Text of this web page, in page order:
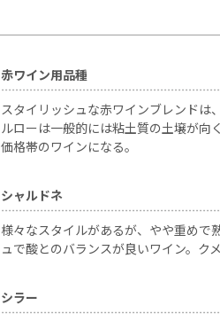
赤ワイン用品種
スタイリッシュな赤ワインブレンドは
ルローは一般的には粘土質の土壌が向
価格帯のワインになる。
シャルドネ
様々なスタイルがあるが、やや重めで
ュで酸とのバランスが良いワイン。ク
シラー